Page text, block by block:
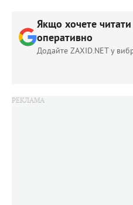
Якщо хочете
оперативно
Додайте ZAXID.NET у